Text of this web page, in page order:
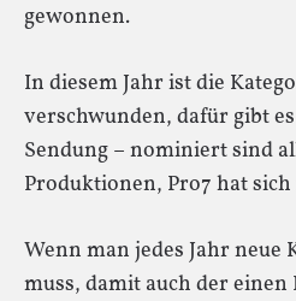
gewonnen.
In diesem Jahr ist die
verschwunden, dafür gibt
Sendung – nominiert sind
Produktionen, Pro7 hat
Wenn man jedes Jahr neue
muss, damit auch der